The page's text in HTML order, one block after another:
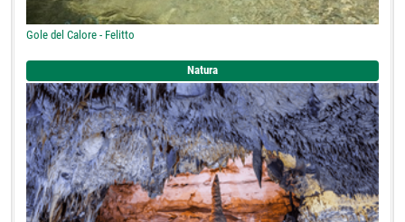
Gole del Calore - Felitto
Natura